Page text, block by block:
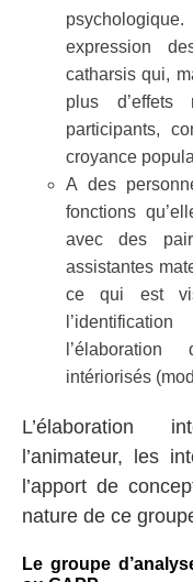
expression
catharsis qui,
plus
participants,
croyance
A des
fonctions
avec des
assistantes
ce qui est
l’élaboration
intériorisés
L’élaboration
l’animateur, les
l’apport de
nature de ce
Le groupe